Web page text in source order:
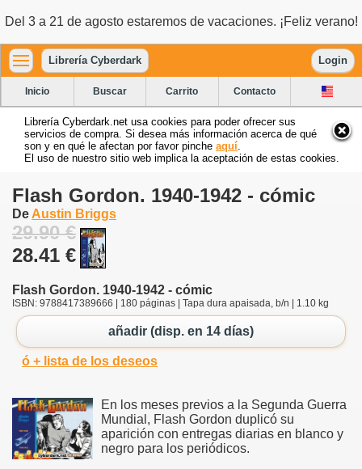
Del 3 a 21 de agosto estaremos de vacaciones. ¡Feliz verano!
Librería Cyberdark Login
Inicio Buscar Carrito Contacto
Librería Cyberdark.net usa cookies para poder ofrecer sus
servicios de compra. Si desea más información acerca de qué
son y en qué le afectan por favor pinche aquí
El uso de nuestro sitio web implica la aceptación de estas cookies.
Flash Gordon. 1940-1942 - cómic
De Austin Briggs
29.90 €
28.41 €
Flash Gordon. 1940-1942 - cómic
ISBN: 9788417389666 | 180 páginas | Tapa dura apaisada, b/n | 1.10 kg
añadir (disp. en 14 días)
ó + lista de los deseos
En los meses previos a la Segunda Guerra
Mundial, Flash Gordon duplicó su
aparición con entregas diarias en blanco y
negro para los periódicos.